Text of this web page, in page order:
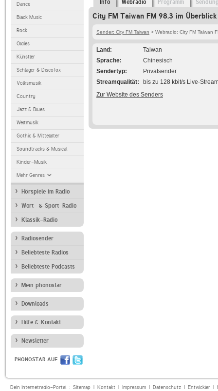
Dance
Black Music
Rock
Oldies
Künstler
Schlager & Discofox
Volksmusik
Country
Jazz & Blues
Weltmusik
Gothic & Mittelalter
Soundtracks & Musical
Kinder-Musik
Mehr Genres
Hörspiele im Radio
Wort- & Sport-Radio
Klassik-Radio
Radiosender
Beliebteste Radios
Beliebteste Podcasts
Mein phonostar
Downloads
Hilfe & Kontakt
Newsletter
PHONOSTAR AUF
Info Webradio Programm
City FM Taiwan FM 98.3 im Überblick
Sender: City FM Taiwan > Webradio: City FM Taiwan
Land
Taiwan
Sprache
Chinesisch
Sendertyp
Privatsender
Streamqualität
bis zu 128 kbit/s Live-
Zur Website des Senders
Dein Internetradio-Portal : Sitemap| Kontakt| Impressum| Datenschutz| Entwickler|